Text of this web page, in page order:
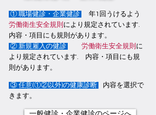
① 職場健診・企業健診
年1回うけるよう
労働衛生安全規則 により規定されています.
内容・項目にも規則があります。
② 新規雇入の健診 労働衛生安全規則 に
より規定されています. 内容・項目にも規
則があります。
③ 任意(①②以外)の健康診断
内容を選択で
きます。